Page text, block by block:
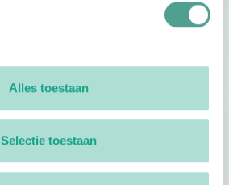
Alles toestaan
Selectie toestaan
0reviews